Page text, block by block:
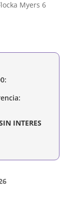
Myers 6
:
INTERES